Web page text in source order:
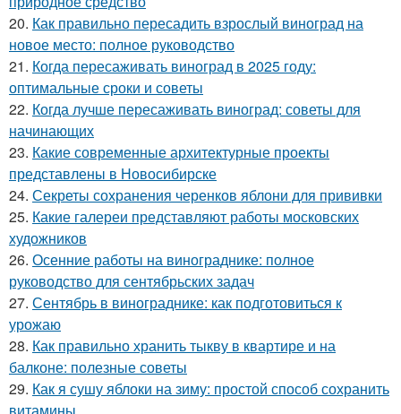
20. Как правильно пересадить взрослый виноград на
новое место: полное руководство
21. Когда пересаживать виноград в 2025 году:
оптимальные сроки и советы
22. Когда лучше пересаживать виноград: советы для
начинающих
23. Какие современные архитектурные проекты
представлены в Новосибирске
24. Секреты сохранения черенков яблони для прививки
25. Какие галереи представляют работы московских
художников
26. Осенние работы на винограднике: полное
руководство для сентябрьских задач
27. Сентябрь в винограднике: как подготовиться к
урожаю
28. Как правильно хранить тыкву в квартире и на
балконе: полезные советы
29. Как я сушу яблоки на зиму: простой способ сохранить
витамины